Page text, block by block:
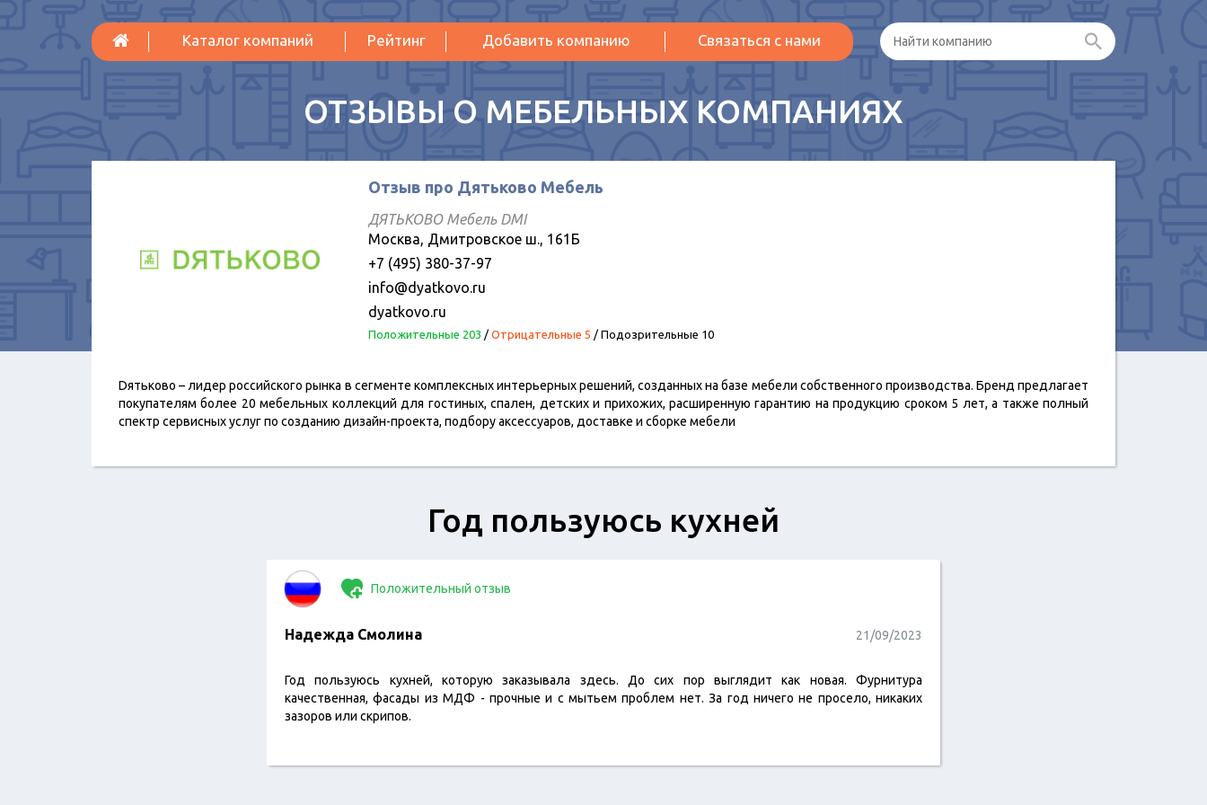
Каталог компаний Рейтинг Добавить компанию Связаться с нами
ОТЗЫВЫ О МЕБЕЛЬНЫХ КОМПАНИЯХ
Отзыв про Дятьково Мебель
ДЯТЬКОВО Мебель DMI
Москва, Дмитровское ш., 161Б
+7 (495) 380-37-97
info@dyatkovo.ru
dyatkovo.ru
Положительные 203 / Отрицательные 5 / Подозрительные 10
Dятьково – лидер российского рынка в сегменте комплексных интерьерных решений, созданных на базе мебели собственного производства. Бренд предлагает
покупателям более 20 мебельных коллекций для гостиных, спален, детских и прихожих, расширенную гарантию на продукцию сроком 5 лет, а также полный
спектр сервисных услуг по созданию дизайн-проекта, подбору аксессуаров, доставке и сборке мебели
Год пользуюсь кухней
Положительный отзыв
Надежда Смолина 21/09/2023
Год пользуюсь кухней, которую заказывала здесь. До сих пор выглядит как новая. Фурнитура
качественная, фасады из МДФ - прочные и с мытьем проблем нет. За год ничего не просело, никаких
зазоров или скрипов.